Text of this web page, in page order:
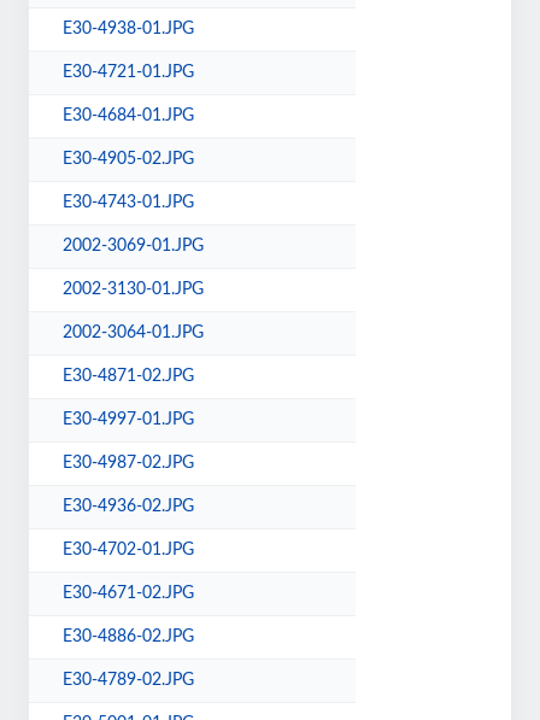
E30-4938-01.JPG
E30-4721-01.JPG
E30-4684-01.JPG
E30-4905-02.JPG
E30-4743-01.JPG
2002-3069-01.JPG
2002-3130-01.JPG
2002-3064-01.JPG
E30-4871-02.JPG
E30-4997-01.JPG
E30-4987-02.JPG
E30-4936-02.JPG
E30-4702-01.JPG
E30-4671-02.JPG
E30-4886-02.JPG
E30-4789-02.JPG